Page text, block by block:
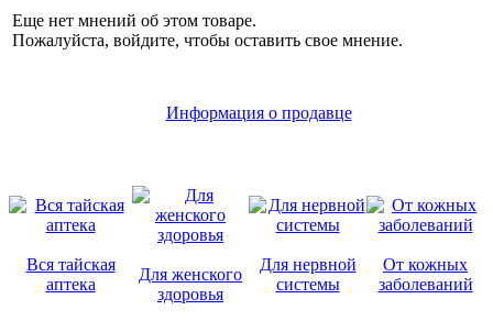
Еще нет мнений об этом товаре.
Пожалуйста, войдите, чтобы оставить свое мнение.
Информация о продавце
Вся тайская
аптека
Для женского
здоровья
Для нервной
системы
От кожных
заболеваний